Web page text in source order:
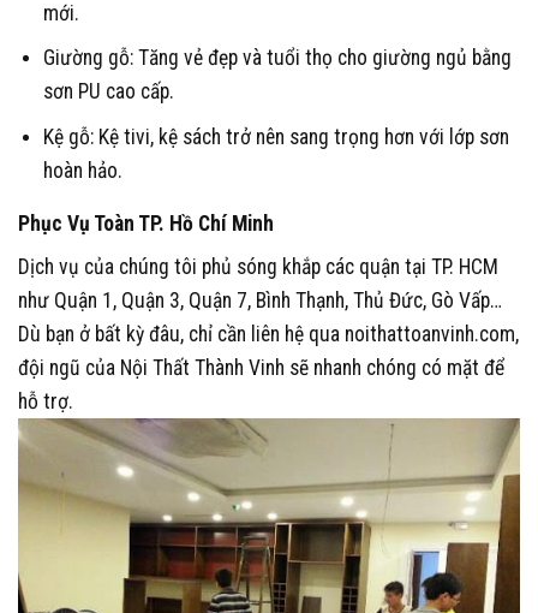
mới.
Giường gỗ: Tăng vẻ đẹp và tuổi thọ cho giường ngủ bằng
sơn PU cao cấp.
Kệ gỗ: Kệ tivi, kệ sách trở nên sang trọng hơn với lớp sơn
hoàn hảo.
Phục Vụ Toàn TP. Hồ Chí Minh
Dịch vụ của chúng tôi phủ sóng khắp các quận tại TP. HCM
như Quận 1, Quận 3, Quận 7, Bình Thạnh, Thủ Đức, Gò Vấp…
Dù bạn ở bất kỳ đâu, chỉ cần liên hệ qua noithattoanvinh.com,
đội ngũ của Nội Thất Thành Vinh sẽ nhanh chóng có mặt để
hỗ trợ.